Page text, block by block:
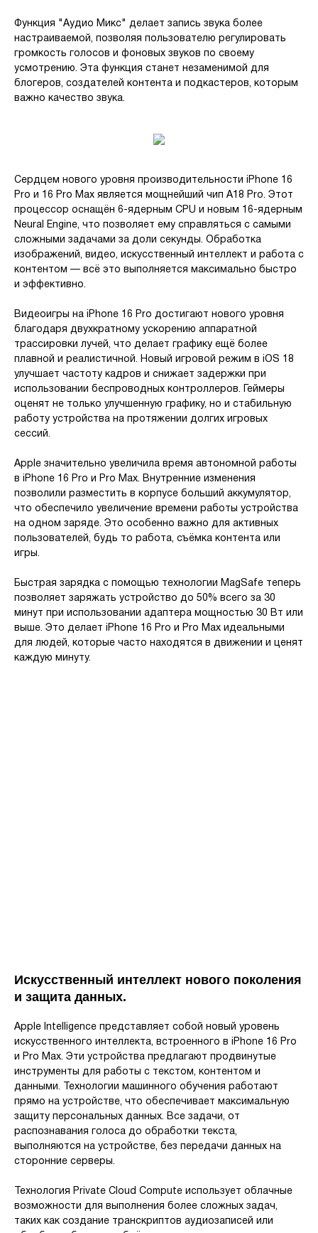
Функция "Аудио Микс" делает запись звука более
настраиваемой, позволяя пользователю регулировать
громкость голосов и фоновых звуков по своему
усмотрению. Эта функция станет незаменимой для
блогеров, создателей контента и подкастеров, которым
важно качество звука.
Сердцем нового уровня производительности iPhone 16
Pro и 16 Pro Max является мощнейший чип A18 Pro. Этот
процессор оснащён 6-ядерным CPU и новым 16-ядерным
Neural Engine, что позволяет ему справляться с самыми
сложными задачами за доли секунды. Обработка
изображений, видео, искусственный интеллект и работа с
контентом — всё это выполняется максимально быстро
и эффективно.
Видеоигры на iPhone 16 Pro достигают нового уровня
благодаря двухкратному ускорению аппаратной
трассировки лучей, что делает графику ещё более
плавной и реалистичной. Новый игровой режим в iOS 18
улучшает частоту кадров и снижает задержки при
использовании беспроводных контроллеров. Геймеры
оценят не только улучшенную графику, но и стабильную
работу устройства на протяжении долгих игровых
сессий.
Apple значительно увеличила время автономной работы
в iPhone 16 Pro и Pro Max. Внутренние изменения
позволили разместить в корпусе больший аккумулятор,
что обеспечило увеличение времени работы устройства
на одном заряде. Это особенно важно для активных
пользователей, будь то работа, съёмка контента или
игры.
Быстрая зарядка с помощью технологии MagSafe теперь
позволяет заряжать устройство до 50% всего за 30
минут при использовании адаптера мощностью 30 Вт или
выше. Это делает iPhone 16 Pro и Pro Max идеальными
для людей, которые часто находятся в движении и ценят
каждую минуту.
Искусственный интеллект нового поколения
и защита данных.
Apple Intelligence представляет собой новый уровень
искусственного интеллекта, встроенного в iPhone 16 Pro
и Pro Max. Эти устройства предлагают продвинутые
инструменты для работы с текстом, контентом и
данными. Технологии машинного обучения работают
прямо на устройстве, что обеспечивает максимальную
защиту персональных данных. Все задачи, от
распознавания голоса до обработки текста,
выполняются на устройстве, без передачи данных на
сторонние серверы.
Технология Private Cloud Compute использует облачные
возможности для выполнения более сложных задач,
таких как создание транскриптов аудиозаписей или